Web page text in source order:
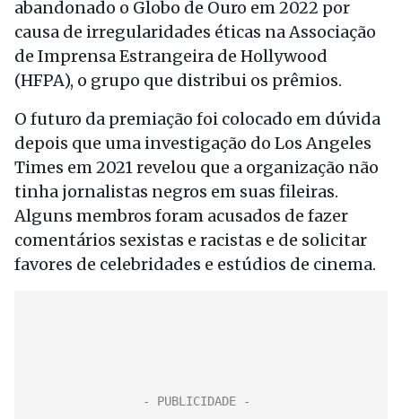
abandonado o Globo de Ouro em 2022 por
causa de irregularidades éticas na Associação
de Imprensa Estrangeira de Hollywood
(HFPA), o grupo que distribui os prêmios.
O futuro da premiação foi colocado em dúvida
depois que uma investigação do Los Angeles
Times em 2021 revelou que a organização não
tinha jornalistas negros em suas fileiras.
Alguns membros foram acusados de fazer
comentários sexistas e racistas e de solicitar
favores de celebridades e estúdios de cinema.